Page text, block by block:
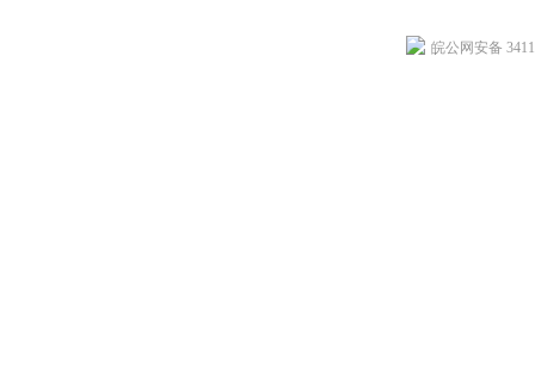
皖公网安备